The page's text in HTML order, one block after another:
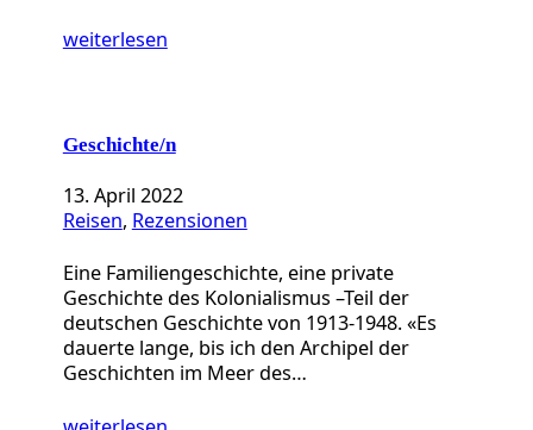
weiterlesen
Geschichte/n
13. April 2022
Reisen, Rezensionen
Eine Familiengeschichte, eine private
Geschichte des Kolonialismus –Teil der
deutschen Geschichte von 1913-1948. «Es
dauerte lange, bis ich den Archipel der
Geschichten im Meer des…